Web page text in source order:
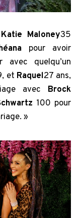
Katie Maloney35
pour avoir
quelqu’un
et Raquel27 ans,
avec Brock
100 pour
»